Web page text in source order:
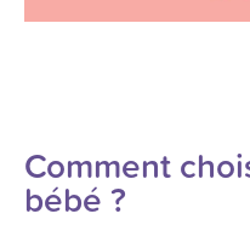
Comment
bébé ?